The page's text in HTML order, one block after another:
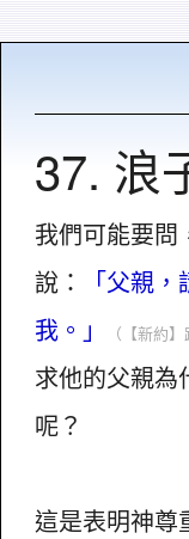
37. 浪
我們可能要問
說：
「父親
我。」
（【新約】
求他的父親為
呢？
這是表明神尊